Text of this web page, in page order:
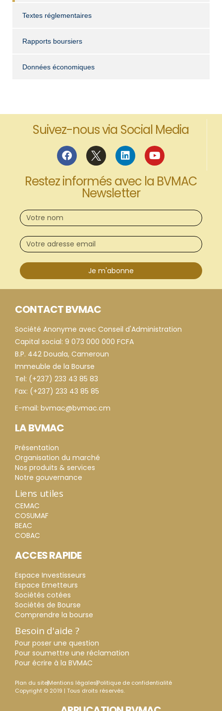
Textes réglementaires
Rapports boursiers
Données économiques
Suivez-nous via Social Media
Restez informés avec la BVMAC
Newsletter
Je m'abonne
CONTACT BVMAC
Société Anonyme avec Conseil d'Administration
Capital social: 9 073 000 000 FCFA
B.P. 442 Douala, Cameroun
Immeuble de la Bourse
Tel: (+237) 233 43 85 83
Fax: (+237) 233 43 85 85
E-mail: bvmac@bvmac.cm
LA BVMAC
Présentation
Organisation du marché
Nos produits & services
Notre gouvernance
Liens utiles
CEMAC
COSUMAF
BEAC
COBAC
ACCES RAPIDE
Espace Investisseurs
Espace Emetteurs
Sociétés cotées
Sociétés de Bourse
Comprendre la bourse
Besoin d'aide ?
Pour poser une question
Pour soumettre une réclamation
Pour écrire à la BVMAC
Plan du siteMentions légalesPolitique de confidentialité
Copyright © 2019 | Tous droits réservés.